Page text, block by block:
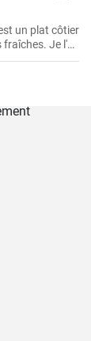
un plat côtier
Je l'ai
la côte de la
et son
de